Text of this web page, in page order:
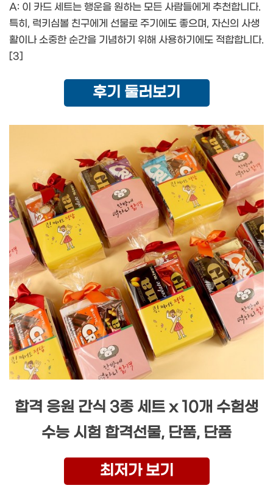
A: 이 카드 세트는 행운을 원하는 모든 사람들에게 추천합니다.
특히, 럭키심볼 친구에게 선물로 주기에도 좋으며, 자신의 사생
활이나 소중한 순간을 기념하기 위해 사용하기에도 적합합니다.
[3]
후기 둘러보기
합격 응원 간식 3종 세트 x 10개 수험생
수능 시험 합격선물, 단품, 단품
최저가 보기